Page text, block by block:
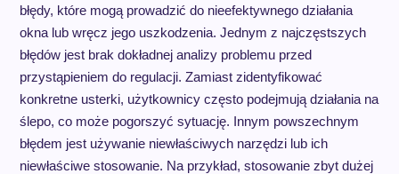
błędy, które mogą prowadzić do nieefektywnego działania
okna lub wręcz jego uszkodzenia. Jednym z najczęstszych
błędów jest brak dokładnej analizy problemu przed
przystąpieniem do regulacji. Zamiast zidentyfikować
konkretne usterki, użytkownicy często podejmują działania na
ślepo, co może pogorszyć sytuację. Innym powszechnym
błędem jest używanie niewłaściwych narzędzi lub ich
niewłaściwe stosowanie. Na przykład, stosowanie zbyt dużej